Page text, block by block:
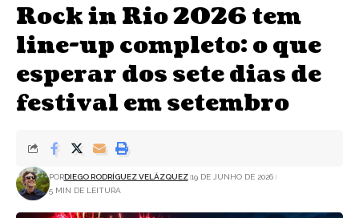
Rock in Rio 2026 tem
line-up completo: o que
esperar dos sete dias de
festival em setembro
PORDIEGO RODRÍGUEZ VELÁZQUEZ 19 DE JUNHO DE 2026
5 MIN DE LEITURA